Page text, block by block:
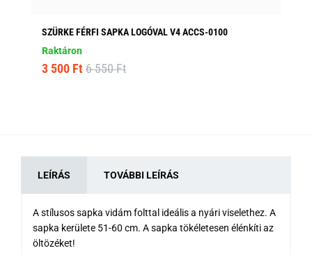
SZÜRKE FÉRFI SAPKA LOGÓVAL V4 ACCS-0100
Raktáron
3 500 Ft 6 550 Ft
LEÍRÁS TOVÁBBI LEÍRÁS
A stílusos sapka vidám folttal ideális a nyári viselethez. A
sapka kerülete 51-60 cm. A sapka tökéletesen élénkíti az
öltözéket!